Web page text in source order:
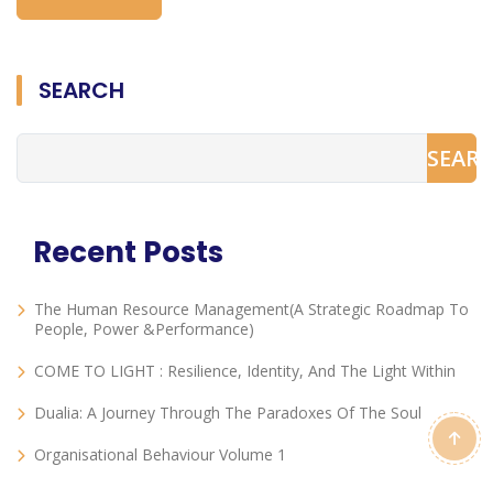
SEARCH
Recent Posts
The Human Resource Management(A Strategic Roadmap To
People, Power &Performance)
COME TO LIGHT : Resilience, Identity, And The Light Within
Dualia: A Journey Through The Paradoxes Of The Soul
Organisational Behaviour Volume 1